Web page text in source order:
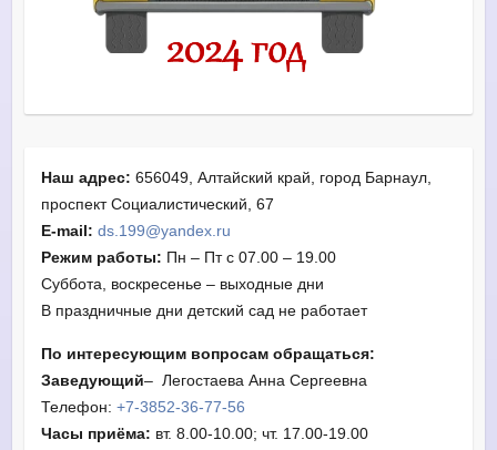
Наш адрес: 656049, Алтайский край, город Барнаул,
проспект Социалистический, 67
E-mail: ds.199@yandex.ru
Режим работы: Пн – Пт с 07.00 – 19.00
Суббота, воскресенье – выходные дни
В праздничные дни детский сад не работает
По интересующим вопросам обращаться:
Заведующий– Легостаева Анна Сергеевна
Телефон: +7-3852-36-77-56
Часы приёма: вт. 8.00-10.00; чт. 17.00-19.00